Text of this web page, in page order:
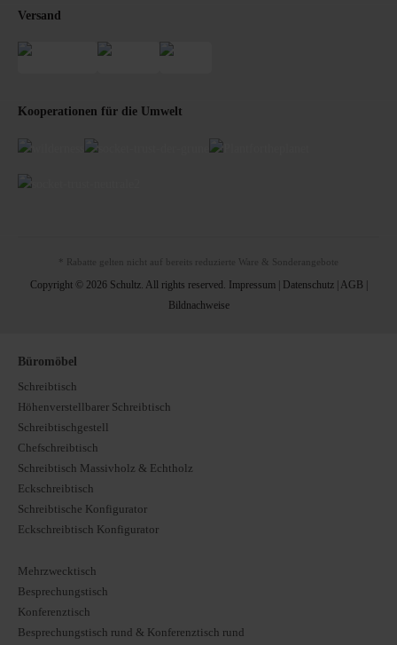
Versand
Kooperationen für die Umwelt
* Rabatte gelten nicht auf bereits reduzierte Ware & Sonderangebote
Copyright © 2026 Schultz. All rights reserved. Impressum| Datenschutz| AGB
Bildnachweise
Büromöbel
Schreibtisch
Höhenverstellbarer Schreibtisch
Schreibtischgestell
Chefschreibtisch
Schreibtisch Massivholz & Echtholz
Eckschreibtisch
Schreibtische Konfigurator
Eckschreibtisch Konfigurator
Mehrzwecktisch
Besprechungstisch
Konferenztisch
Besprechungstisch rund & Konferenztisch rund